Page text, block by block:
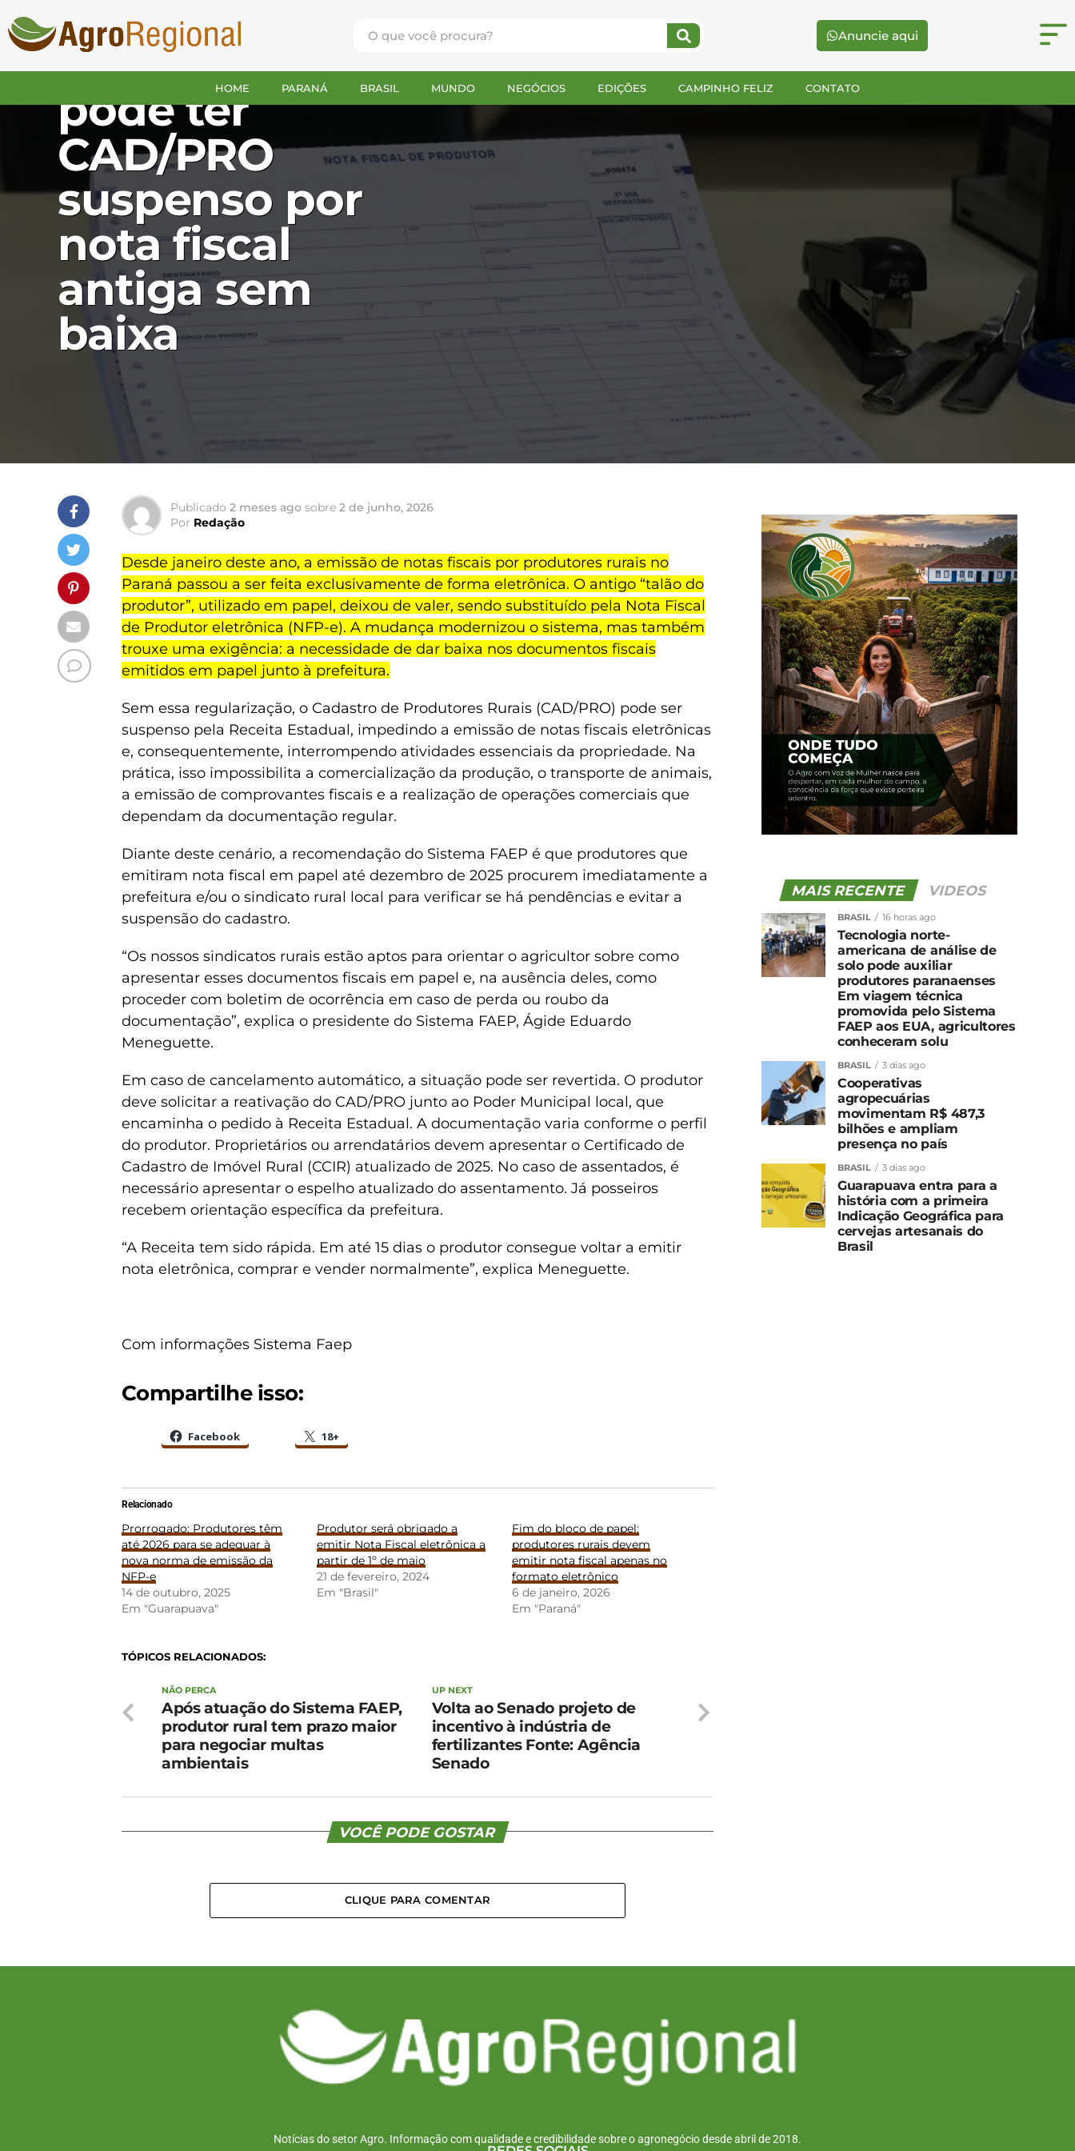
Anuncie aqui
HOME PARANÁ BRASIL MUNDO NEGÓCIOS EDIÇÕES CAMPINHO FELIZ CONTATO
BRASIL
Produtor rural
pode ter
CAD/PRO
suspenso por
nota fiscal
antiga sem
baixa
Publicado 2 meses ago sobre 2 de junho, 2026
Por Redação
Desde janeiro deste ano, a emissão de notas fiscais por produtores rurais no
Paraná passou a ser feita exclusivamente de forma eletrônica. O antigo “talão do
produtor”, utilizado em papel, deixou de valer, sendo substituído pela Nota Fiscal
de Produtor eletrônica (NFP-e). A mudança modernizou o sistema, mas também
trouxe uma exigência: a necessidade de dar baixa nos documentos fiscais
emitidos em papel junto à prefeitura.
Sem essa regularização, o Cadastro de Produtores Rurais (CAD/PRO) pode ser
suspenso pela Receita Estadual, impedindo a emissão de notas fiscais eletrônicas
e, consequentemente, interrompendo atividades essenciais da propriedade. Na
prática, isso impossibilita a comercialização da produção, o transporte de animais,
a emissão de comprovantes fiscais e a realização de operações comerciais que
dependam da documentação regular.
Diante deste cenário, a recomendação do Sistema FAEP é que produtores que
emitiram nota fiscal em papel até dezembro de 2025 procurem imediatamente a
prefeitura e/ou o sindicato rural local para verificar se há pendências e evitar a
suspensão do cadastro.
“Os nossos sindicatos rurais estão aptos para orientar o agricultor sobre como
apresentar esses documentos fiscais em papel e, na ausência deles, como
proceder com boletim de ocorrência em caso de perda ou roubo da
documentação”, explica o presidente do Sistema FAEP, Ágide Eduardo
Meneguette.
Em caso de cancelamento automático, a situação pode ser revertida. O produtor
deve solicitar a reativação do CAD/PRO junto ao Poder Municipal local, que
encaminha o pedido à Receita Estadual. A documentação varia conforme o perfil
do produtor. Proprietários ou arrendatários devem apresentar o Certificado de
Cadastro de Imóvel Rural (CCIR) atualizado de 2025. No caso de assentados, é
necessário apresentar o espelho atualizado do assentamento. Já posseiros
recebem orientação específica da prefeitura.
“A Receita tem sido rápida. Em até 15 dias o produtor consegue voltar a emitir
nota eletrônica, comprar e vender normalmente”, explica Meneguette.
Com informações Sistema Faep
Compartilhe isso:
Facebook 18+
Relacionado
Prorrogado: Produtores têm
até 2026 para se adequar à
nova norma de emissão da
NFP-e
14 de outubro, 2025
Em "Guarapuava"
Produtor será obrigado a
emitir Nota Fiscal eletrônica a
partir de 1º de maio
21 de fevereiro, 2024
Em "Brasil"
Fim do bloco de papel:
produtores rurais devem
emitir nota fiscal apenas no
formato eletrônico
6 de janeiro, 2026
Em "Paraná"
TÓPICOS RELACIONADOS:
UP NEXT
Volta ao Senado projeto de
incentivo à indústria de
fertilizantes Fonte: Agência
Senado
NÃO PERCA
Após atuação do Sistema FAEP,
produtor rural tem prazo maior
para negociar multas
ambientais
VOCÊ PODE GOSTAR
CLIQUE PARA COMENTAR
MAIS RECENTE VIDEOS
BRASIL 16 horas ago
Tecnologia norte-
americana de análise de
solo pode auxiliar
produtores paranaenses
Em viagem técnica
promovida pelo Sistema
FAEP aos EUA, agricultores
conheceram solu
BRASIL 3 dias ago
Cooperativas
agropecuárias
movimentam R$ 487,3
bilhões e ampliam
presença no país
BRASIL 3 dias ago
Guarapuava entra para a
história com a primeira
Indicação Geográfica para
cervejas artesanais do
Brasil
Notícias do setor Agro. Informação com qualidade e credibilidade sobre o agronegócio desde abril de 2018.